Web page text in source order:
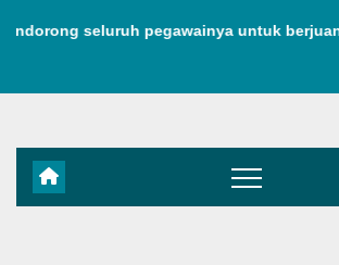
seluruh pegawainya untuk berjuang